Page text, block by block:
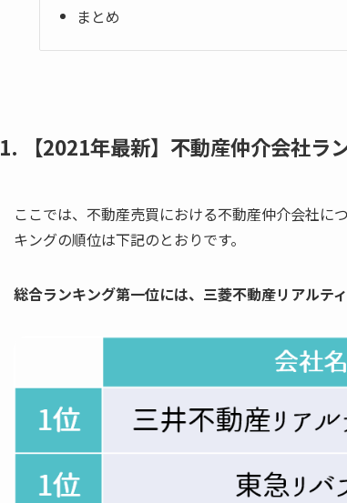
まとめ
1. 【2021年最新】不動産仲介会社ラ
ここでは、不動産売買における不動産仲介会社に
キングの順位は下記のとおりです。
総合ランキング第一位には、三菱不動産リアルテ